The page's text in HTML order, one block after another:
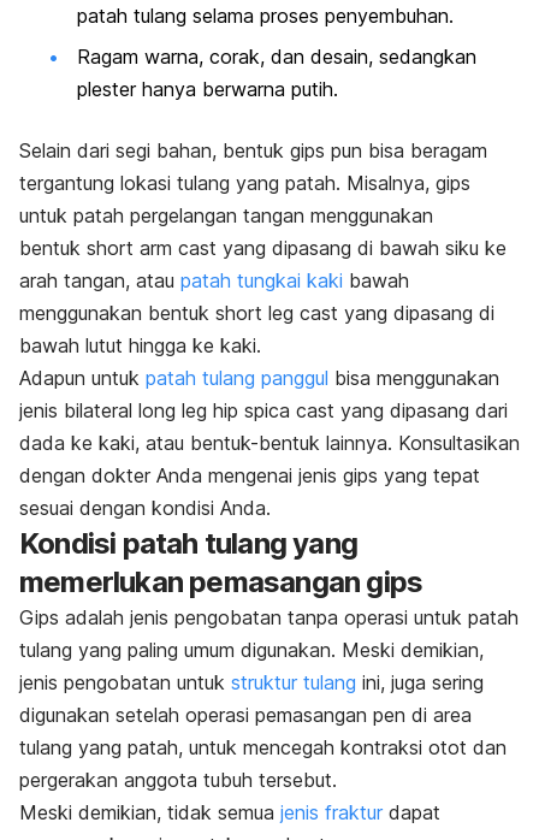
patah tulang selama proses penyembuhan.
Ragam warna, corak, dan desain, sedangkan
plester hanya berwarna putih.
Selain dari segi bahan, bentuk gips pun bisa beragam
tergantung lokasi tulang yang patah. Misalnya, gips
untuk patah pergelangan tangan menggunakan
bentuk short arm cast yang dipasang di bawah siku ke
arah tangan, atau patah tungkai kaki bawah
menggunakan bentuk short leg cast yang dipasang di
bawah lutut hingga ke kaki.
Adapun untuk patah tulang panggul bisa menggunakan
jenis bilateral long leg hip spica cast yang dipasang dari
dada ke kaki, atau bentuk-bentuk lainnya. Konsultasikan
dengan dokter Anda mengenai jenis gips yang tepat
sesuai dengan kondisi Anda.
Kondisi patah tulang yang
memerlukan pemasangan gips
Gips adalah jenis pengobatan tanpa operasi untuk patah
tulang yang paling umum digunakan. Meski demikian,
jenis pengobatan untuk struktur tulang ini, juga sering
digunakan setelah operasi pemasangan pen di area
tulang yang patah, untuk mencegah kontraksi otot dan
pergerakan anggota tubuh tersebut.
Meski demikian, tidak semua jenis fraktur dapat